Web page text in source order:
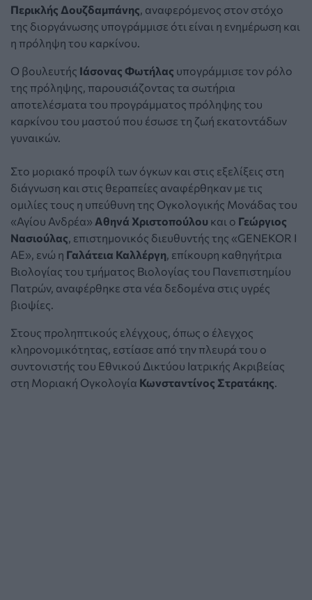
Περικλής Δουζδαμπάνης , αναφερόμενος στον στόχο
της διοργάνωσης υπογράμμισε ότι είναι η ενημέρωση και
η πρόληψη του καρκίνου.
Ο βουλευτής Ιάσονας Φωτήλας υπογράμμισε τον ρόλο
της πρόληψης, παρουσιάζοντας τα σωτήρια
αποτελέσματα του προγράμματος πρόληψης του
καρκίνου του μαστού που έσωσε τη ζωή εκατοντάδων
γυναικών.
Στο μοριακό προφίλ των όγκων και στις εξελίξεις στη
διάγνωση και στις θεραπείες αναφέρθηκαν με τις
ομιλίες τους η υπεύθυνη της Ογκολογικής Μονάδας του
«Αγίου Ανδρέα» Αθηνά Χριστοπούλου και ο Γεώργιος
Νασιούλας , επιστημονικός διευθυντής της «GENEKOR I
AE», ενώ η Γαλάτεια Καλλέργη , επίκουρη καθηγήτρια
Βιολογίας του τμήματος Βιολογίας του Πανεπιστημίου
Πατρών, αναφέρθηκε στα νέα δεδομένα στις υγρές
βιοψίες.
Στους προληπτικούς ελέγχους, όπως ο έλεγχος
κληρονομικότητας, εστίασε από την πλευρά του ο
συντονιστής του Εθνικού Δικτύου Ιατρικής Ακριβείας
στη Μοριακή Ογκολογία Κωνσταντίνος Στρατάκης